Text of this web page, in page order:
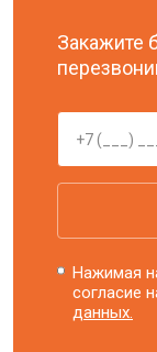
Закажите
Нажимая
согласие
данных.